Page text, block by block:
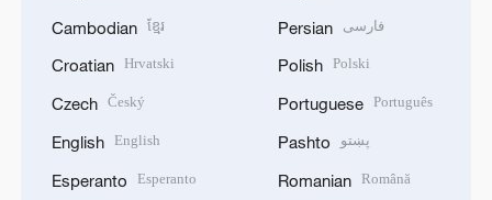
Cambodian ខ្មែរ
Croatian Hrvatski
Czech Český
English English
Esperanto Esperanto
Persian فارسی
Polish Polski
Portuguese Português
Pashto پښتو
Romanian Română